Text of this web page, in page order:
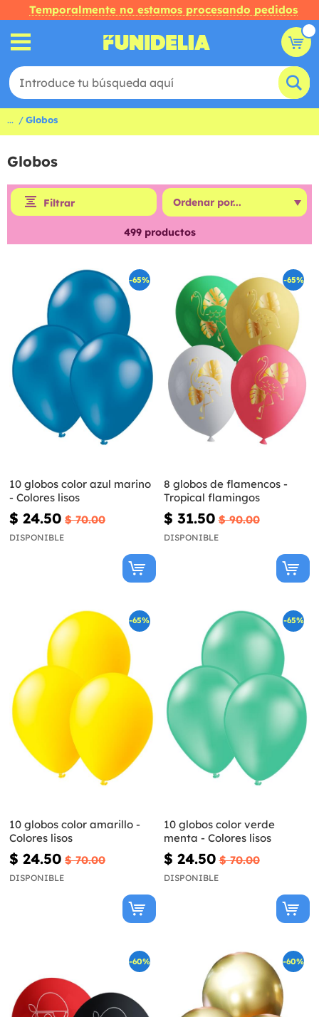
Temporalmente no estamos procesando pedidos
... Globos
Globos
Filtrar
499productos
-65%
10 globos color azul marino
- Colores lisos
$ 24.50 $ 70.00
DISPONIBLE
-65%
8 globos de flamencos -
Tropical flamingos
$ 31.50 $ 90.00
DISPONIBLE
-65%
10 globos color amarillo -
Colores lisos
$ 24.50 $ 70.00
DISPONIBLE
-65%
10 globos color verde
menta - Colores lisos
$ 24.50 $ 70.00
DISPONIBLE
-60% -60%